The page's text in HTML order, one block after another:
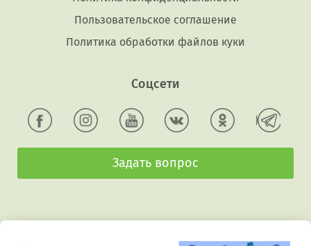
Пользовательское соглашение
Политика обработки файлов куки
Соцсети
Задать вопрос